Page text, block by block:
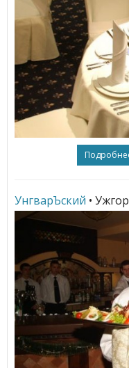
УнгварЪский •